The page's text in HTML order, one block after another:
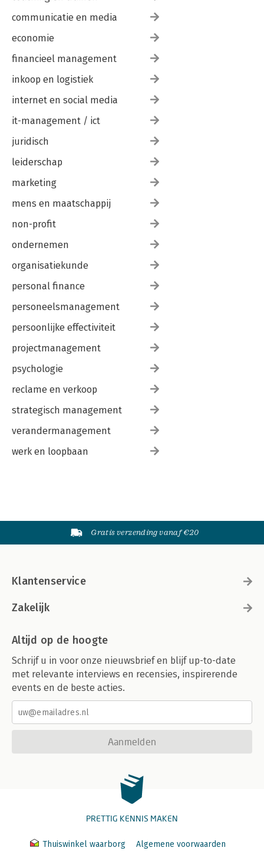
communicatie en media
economie
financieel management
inkoop en logistiek
internet en social media
it-management / ict
juridisch
leiderschap
marketing
mens en maatschappij
non-profit
ondernemen
organisatiekunde
personal finance
personeelsmanagement
persoonlijke effectiviteit
projectmanagement
psychologie
reclame en verkoop
strategisch management
verandermanagement
werk en loopbaan
Gratis verzending vanaf €20
Klantenservice
Zakelijk
Altijd op de hoogte
Schrijf u in voor onze nieuwsbrief en blijf up-to-date
met relevante interviews en recensies, inspirerende
events en de beste acties.
Aanmelden
PRETTIG KENNIS MAKEN
Thuiswinkel waarborg Algemene voorwaarden